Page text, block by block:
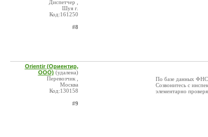
Диспетчер ,
Шуя г.
Код:161250
#8
Orientir (Ориентир,
ООО) (удалена)
Перевозчик ,
Москва
Код:130158
#9
По базе данных ФНС
Созвонитесь с
элементарно